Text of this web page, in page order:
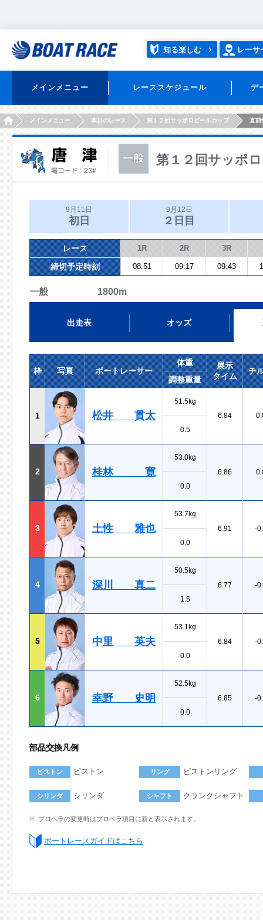
知る楽しむ レーサ
メインメニュー レーススケジュール デ
HOMEメインメニュー 本日のレース 第１２回サッポロビールカップ 直前
第１２回サッポ
9月11日
初日
9月12日
２日目
レース 1R 2R 3R
締切予定時刻 08:51 09:17 09:43
一般 1800m
出走表 オッズ
枠 写真 ボートレーサー
体重
展示
タイム
チ
調整重量
1 松井 貫太
51.5kg
6.84
0.5
2 桂林 寛
53.0kg
6.86
0.0
3 土性 雅也
53.7kg
6.91
-
0.0
4 深川 真二
50.5kg
6.77
-
1.5
5 中里 英夫
53.1kg
6.84
-
0.0
6 幸野 史明
52.5kg
6.85
-
0.0
部品交換凡例
ピストン ピストン リング ピストンリング
シリンダ シリンダ シャフト クランクシャフト
プロペラの変更時はプロペラ項目に新と表示されます。
ボートレースガイドはこちら